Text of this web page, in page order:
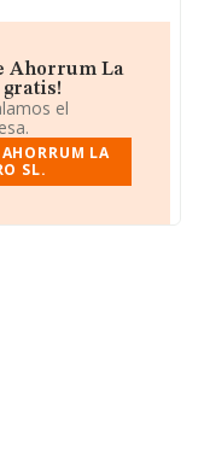
Ahorrum La
gratis!
el
LA
SL.